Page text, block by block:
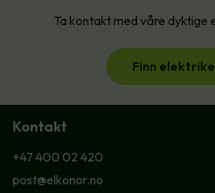
Ta kontakt med våre dyktige
Finn
Kontakt
+47 400 02 420
post@elkonor.no